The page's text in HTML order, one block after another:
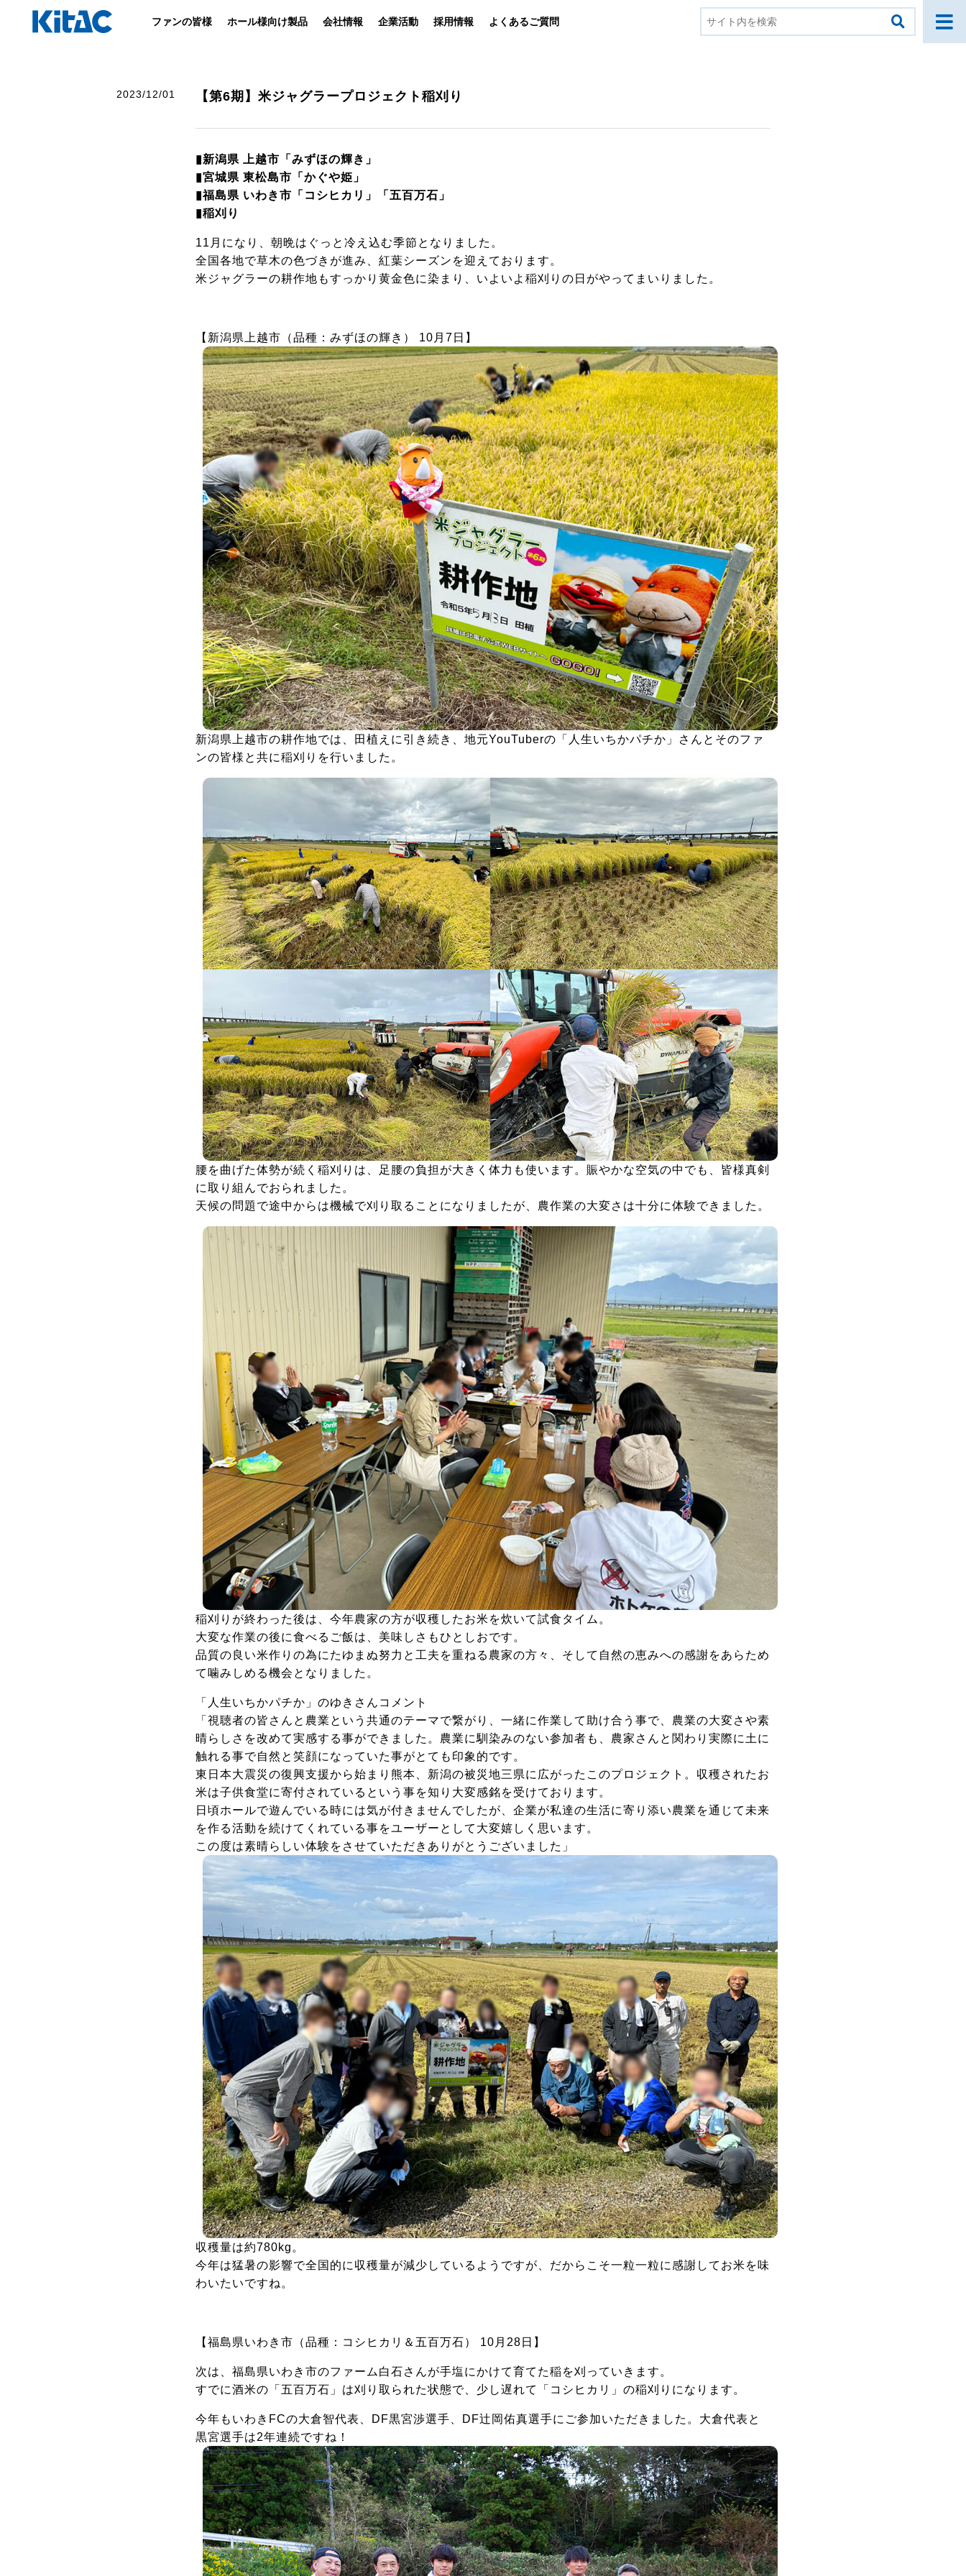
ファンの皆様 ホール様向け製品 会社情報 企業活動 採用情報 よくあるご質問
GOGO! Wi-Fiシリーズ
北電子製品販売ネットワーク
システムサポート
印刷製本機器
パチスロ製品一覧
アプリ・ゲーム
スペシャルコンテンツ
株式会社北電子ホールディングス
株式会社北電子
株式会社ゼクロスクリエイティブ
株式会社キタック販売
北電子製品販売ネットワーク
採用情報
企業活動
企業活動
SDGs
設定
お楽しみ機能
2023/12/01 【第6期】米ジャグラープロジェクト稲刈り
▮新潟県 上越市「みずほの輝き」
▮宮城県 東松島市「かぐや姫」
▮福島県 いわき市「コシヒカリ」「五百万石」
▮稲刈り
11月になり、朝晩はぐっと冷え込む季節となりました。
全国各地で草木の色づきが進み、紅葉シーズンを迎えております。
米ジャグラーの耕作地もすっかり黄金色に染まり、いよいよ稲刈りの日がやってまいりました。
【新潟県上越市（品種：みずほの輝き） 10月7日】
新潟県上越市の耕作地では、田植えに引き続き、地元YouTuberの「人生いちかパチか」さんとそのファ
ンの皆様と共に稲刈りを行いました。
腰を曲げた体勢が続く稲刈りは、足腰の負担が大きく体力も使います。賑やかな空気の中でも、皆様真剣
に取り組んでおられました。
天候の問題で途中からは機械で刈り取ることになりましたが、農作業の大変さは十分に体験できました。
稲刈りが終わった後は、今年農家の方が収穫したお米を炊いて試食タイム。
大変な作業の後に食べるご飯は、美味しさもひとしおです。
品質の良い米作りの為にたゆまぬ努力と工夫を重ねる農家の方々、そして自然の恵みへの感謝をあらため
て噛みしめる機会となりました。
「人生いちかパチか」のゆきさんコメント
「視聴者の皆さんと農業という共通のテーマで繋がり、一緒に作業して助け合う事で、農業の大変さや素
晴らしさを改めて実感する事ができました。農業に馴染みのない参加者も、農家さんと関わり実際に土に
触れる事で自然と笑顔になっていた事がとても印象的です。
東日本大震災の復興支援から始まり熊本、新潟の被災地三県に広がったこのプロジェクト。収穫されたお
米は子供食堂に寄付されているという事を知り大変感銘を受けております。
日頃ホールで遊んでいる時には気が付きませんでしたが、企業が私達の生活に寄り添い農業を通じて未来
を作る活動を続けてくれている事をユーザーとして大変嬉しく思います。
この度は素晴らしい体験をさせていただきありがとうございました」
収穫量は約780kg。
今年は猛暑の影響で全国的に収穫量が減少しているようですが、だからこそ一粒一粒に感謝してお米を味
わいたいですね。
【福島県いわき市（品種：コシヒカリ＆五百万石） 10月28日】
次は、福島県いわき市のファーム白石さんが手塩にかけて育てた稲を刈っていきます。
すでに酒米の「五百万石」は刈り取られた状態で、少し遅れて「コシヒカリ」の稲刈りになります。
今年もいわきFCの大倉智代表、DF黒宮渉選手、DF辻岡佑真選手にご参加いただきました。大倉代表と
黒宮選手は2年連続ですね！